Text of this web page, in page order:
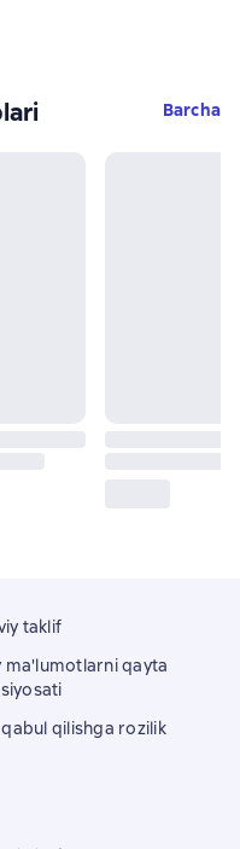
Barcha
taklif
ma'lumotlarni qayta
qilishga rozilik